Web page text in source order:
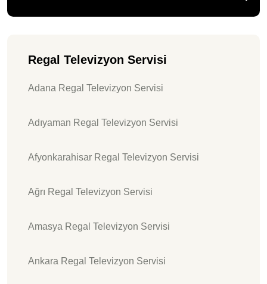
Regal Televizyon Servisi
Adana Regal Televizyon Servisi
Adıyaman Regal Televizyon Servisi
Afyonkarahisar Regal Televizyon Servisi
Ağrı Regal Televizyon Servisi
Amasya Regal Televizyon Servisi
Ankara Regal Televizyon Servisi